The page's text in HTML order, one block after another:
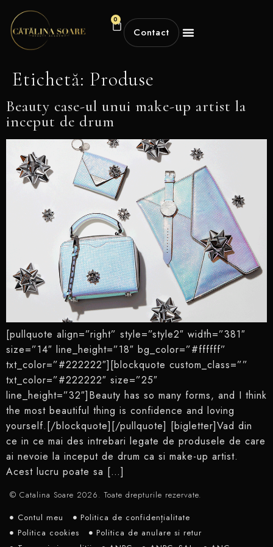
0
Contact
Etichetă: Produse
Beauty case-ul unui make-up artist la
inceput de drum
[pullquote align=”right” style=”style2″ width=”381″
size=”14″ line_height=”18″ bg_color=”#ffffff”
txt_color=”#222222″][blockquote custom_class=””
txt_color=”#222222″ size=”25″
line_height=”32″]Beauty has so many forms, and I think
the most beautiful thing is confidence and loving
yourself.[/blockquote][/pullquote] [bigletter]Vad din
ce in ce mai des intrebari legate de produsele de care
ai nevoie la inceput de drum ca si make-up artist.
Acest lucru poate sa […]
© Catalina Soare 2026. Toate drepturile rezervate.
Contul meu
Politica de confidențialitate
Politica cookies
Politica de anulare si retur